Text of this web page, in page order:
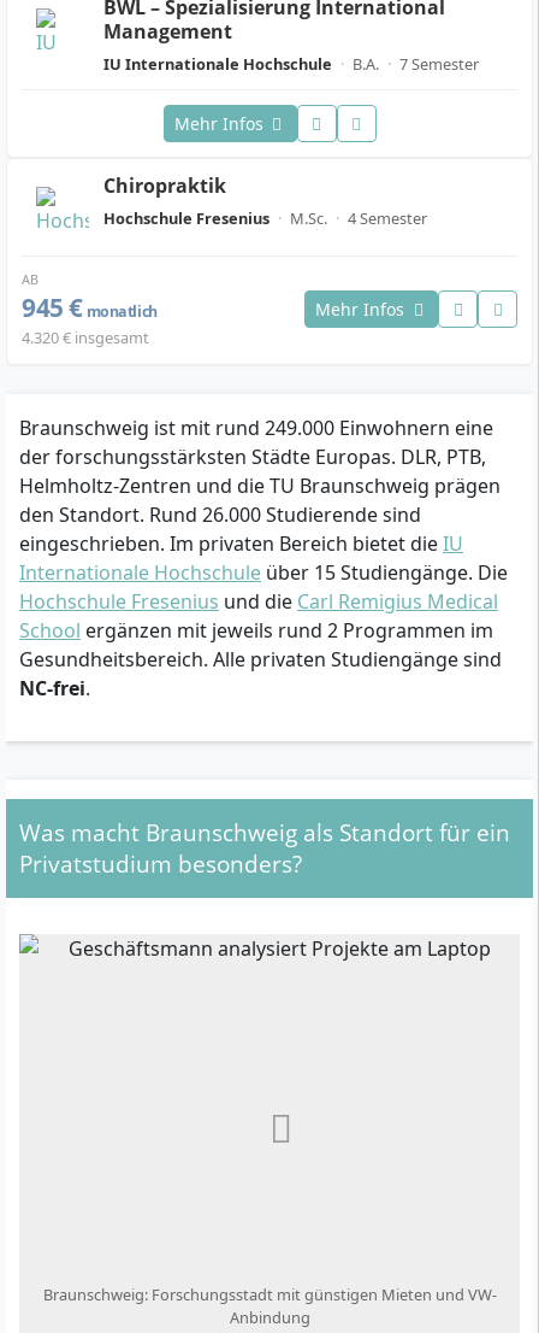
BWL – Spezialisierung International
Management
IU Internationale Hochschule · B.A. · 7 Semester
Mehr Infos
Chiropraktik
Hochschule Fresenius · M.Sc. · 4 Semester
AB
945 € monatlich
4.320 € insgesamt
Mehr Infos
Braunschweig ist mit rund 249.000 Einwohnern eine
der forschungsstärksten Städte Europas. DLR, PTB,
Helmholtz-Zentren und die TU Braunschweig prägen
den Standort. Rund 26.000 Studierende sind
eingeschrieben. Im privaten Bereich bietet dieIU
Internationale Hochschule über 15 Studiengänge. Die
Hochschule Fresenius und die Carl Remigius Medical
School ergänzen mit jeweils rund 2 Programmen im
Gesundheitsbereich. Alle privaten Studiengänge sind
NC-frei.
Was macht Braunschweig als Standort für ein
Privatstudium besonders?
Braunschweig: Forschungsstadt mit günstigen Mieten und VW-
Anbindung